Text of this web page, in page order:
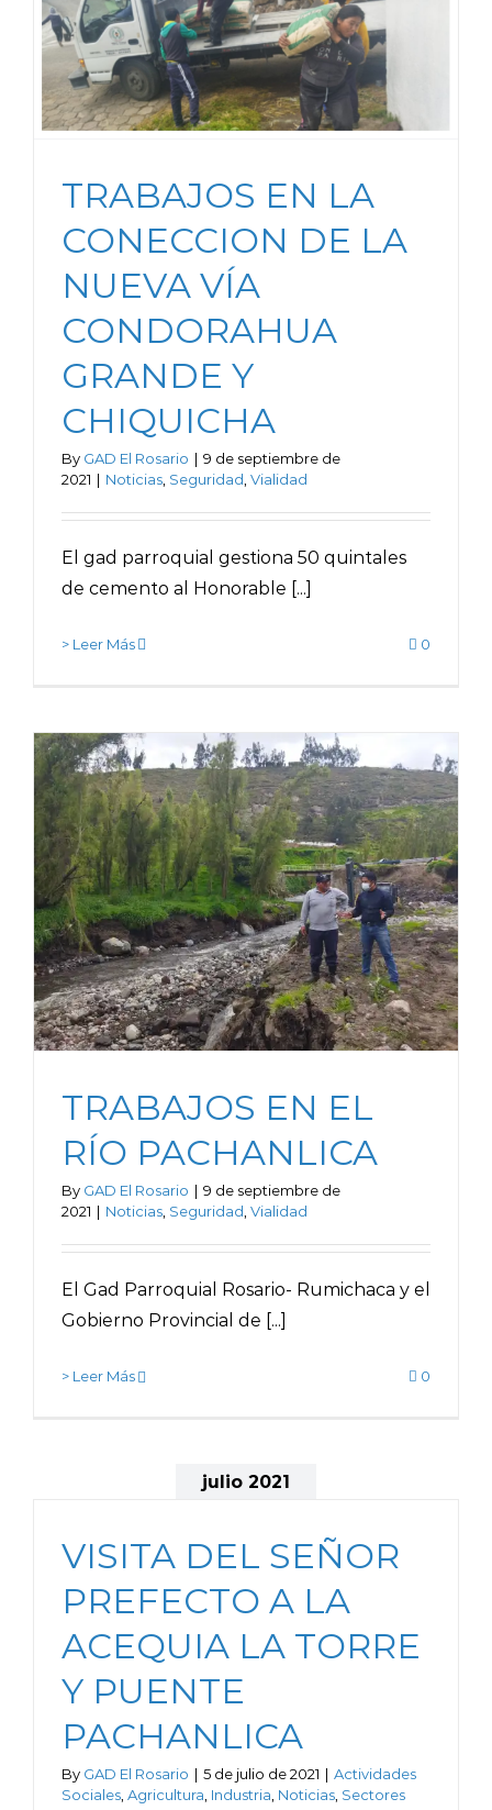
TRABAJOS EN LA
CONECCION DE LA
NUEVA VÍA
CONDORAHUA
GRANDE Y
CHIQUICHA
By GAD El Rosario | 9 de septiembre de
2021 | Noticias Seguridad Vialidad
El gad parroquial gestiona 50 quintales
de cemento al Honorable [...]
> Leer Más 0
TRABAJOS EN EL
RÍO PACHANLICA
By GAD El Rosario | 9 de septiembre de
2021 | Noticias, Seguridad, Vialidad
El Gad Parroquial Rosario- Rumichaca y el
Gobierno Provincial de [...]
> Leer Más 0
julio 2021
VISITA DEL SEÑOR
PREFECTO A LA
ACEQUIA LA TORRE
Y PUENTE
PACHANLICA
By GAD El Rosario | 5 de julio de 2021 | Actividades
Sociales, Agricultura, Industria, Noticias, Sectores